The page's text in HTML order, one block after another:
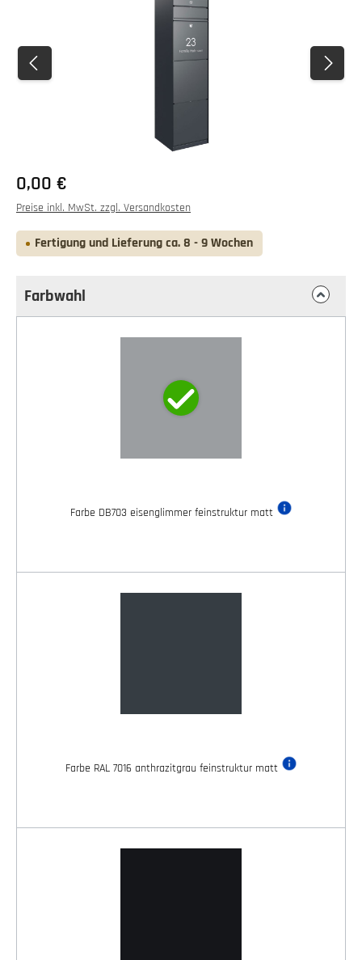
0,00 €
Preise inkl. MwSt. zzgl. Versandkosten
Fertigung und Lieferung ca. 8 - 9 Wochen
Farbwahl
Farbe DB703 eisenglimmer feinstruktur matt
Farbe RAL 7016 anthrazitgrau feinstruktur matt